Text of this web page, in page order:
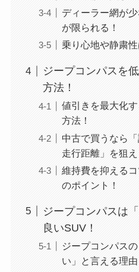
ディーラー網が
が限られる！
乗り心地や静粛
ジープコンパスを
方法！
値引きを最大化
方法！
中古で買うなら
走行距離」を狙え
維持費を抑える
のポイント！
ジープコンパスは
良いSUV！
ジープコンパス
い」と言える理由